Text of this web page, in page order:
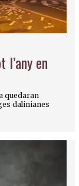
en
quedaran
dalinianes